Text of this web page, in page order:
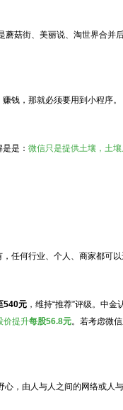
菇街、美丽说、淘世界合并
钱，那就必须要用到小程序。
是： 微信只是提供土壤，土
任何行业、个人、商家都可以
540元 ，维持“推荐”评级。中金
价提升每股56.8元。若考虑微
心，由人与人之间的网络或人